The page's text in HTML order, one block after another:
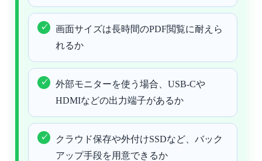
画面サイズは長時間のPDF閲覧に耐えら
れるか
外部モニターを使う場合、USB-Cや
HDMIなどの出力端子があるか
クラウド保存や外付けSSDなど、バック
アップ手段を用意できるか